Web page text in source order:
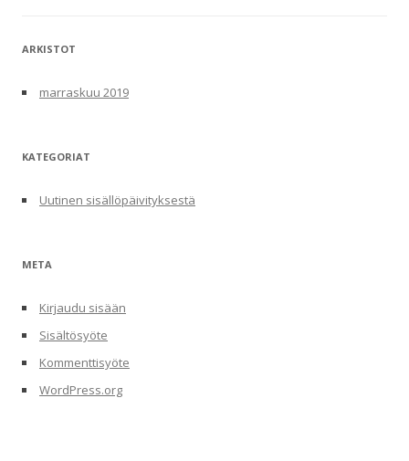
ARKISTOT
marraskuu 2019
KATEGORIAT
Uutinen sisällöpäivityksestä
META
Kirjaudu sisään
Sisältösyöte
Kommenttisyöte
WordPress.org